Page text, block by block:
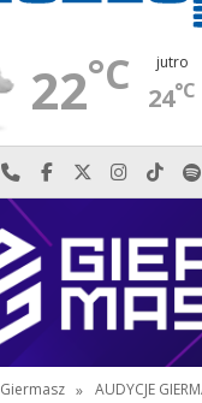
22°C jutro
24°C
Najlepiej po prostu do
Odwiedź nas na
Odwiedź nas
Giermasz » AUDYCJE